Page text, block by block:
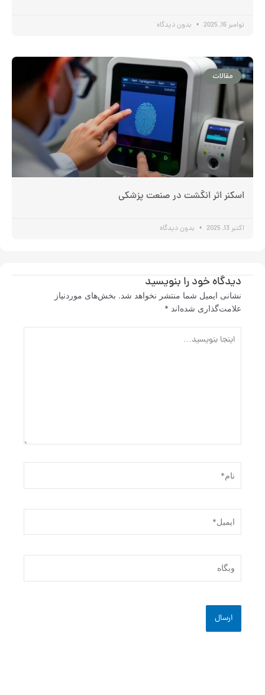
نوامبر 16, 2025 بدون دیدگاه
مقالات
اسکنر اثر انگشت در صنعت پزشکی
اکتبر 13, 2025 بدون دیدگاه
دیدگاه‌ خود را بنویسید
نشانی ایمیل شما منتشر نخواهد شد. بخش‌های موردنیاز
علامت‌گذاری شده‌اند *
بنویسید…
وبگاه